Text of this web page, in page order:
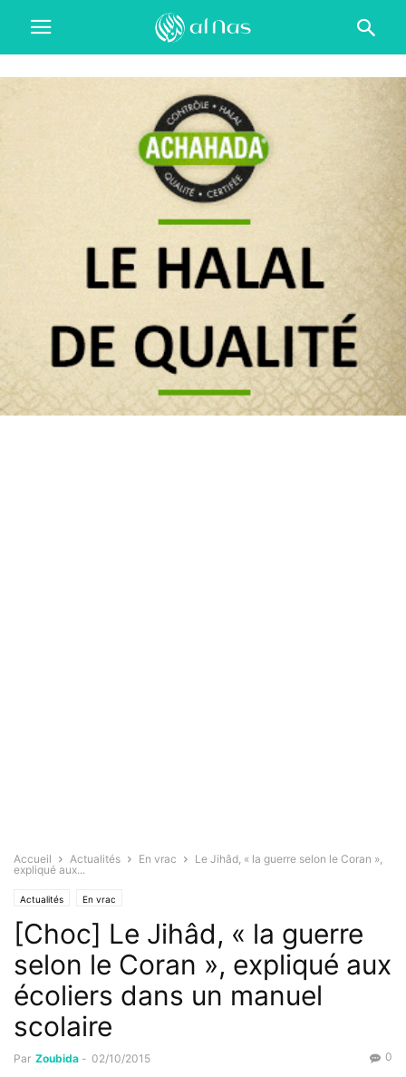
Accueil Actualités En vrac
Le Jihâd, « la guerre selon le Coran »,
expliqué aux...
Actualités En vrac
[Choc] Le Jihâd, « la guerre
selon le Coran », expliqué aux
écoliers dans un manuel
scolaire
Par Zoubida - 02/10/2015 0